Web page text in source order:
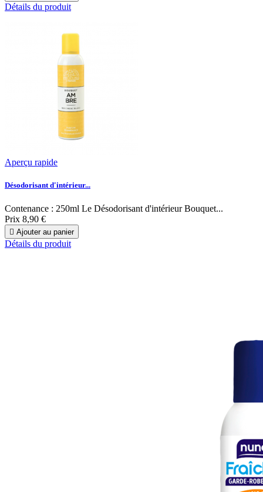
Détails du produit
Aperçu rapide
Désodorisant d'intérieur...
Contenance : 250ml Le Désodorisant d'intérieur Bouquet...
Prix 8,90 €
 Ajouter au panier
Détails du produit